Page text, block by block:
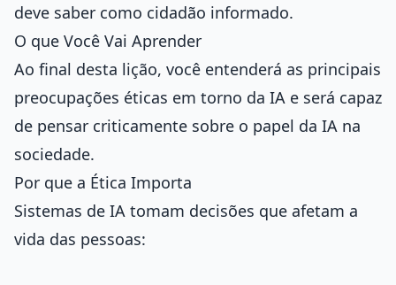
deve saber como cidadão informado.
O que Você Vai Aprender
Ao final desta lição, você entenderá as principais
preocupações éticas em torno da IA e será capaz
de pensar criticamente sobre o papel da IA na
sociedade.
Por que a Ética Importa
Sistemas de IA tomam decisões que afetam a
vida das pessoas: